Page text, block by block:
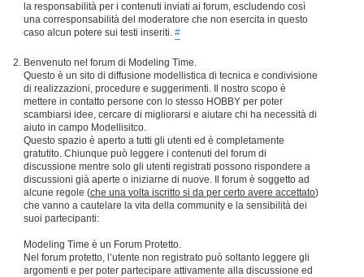
la responsabilità per i contenuti inviati ai forum, escludendo così
una corresponsabilità del moderatore che non esercita in questo
caso alcun potere sui testi inseriti. #
Benvenuto nel forum di Modeling Time.
Questo è un sito di diffusione modellistica di tecnica e condivisione
di realizzazioni, procedure e suggerimenti. Il nostro scopo è
mettere in contatto persone con lo stesso HOBBY per poter
scambiarsi idee, cercare di migliorarsi e aiutare chi ha necessità di
aiuto in campo Modellisitco.
Questo spazio è aperto a tutti gli utenti ed è completamente
gratutito. Chiunque può leggere i contenuti del forum di
discussione mentre solo gli utenti registrati possono rispondere a
discussioni già aperte o iniziarne di nuove. Il forum è soggetto ad
alcune regole (che una volta iscritto si da per certo avere accettato)
che vanno a cautelare la vita della community e la sensibilità dei
suoi partecipanti:
Modeling Time è un Forum Protetto.
Nel forum protetto, l’utente non registrato può soltanto leggere gli
argomenti e per poter partecipare attivamente alla discussione ed